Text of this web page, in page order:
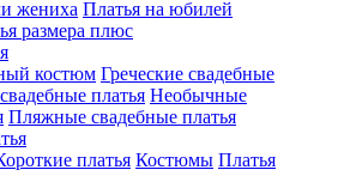
жениха Платья на юбилей
размера плюс
костюм Греческие свадебные
платья Необычные
Пляжные свадебные платья
платья Костюмы Платья